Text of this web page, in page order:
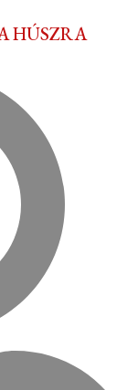
HÚSZRA